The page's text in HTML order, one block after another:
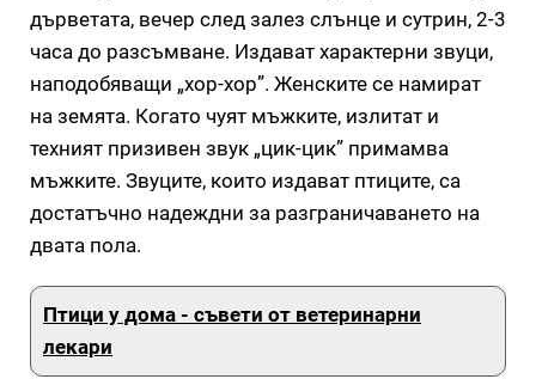
дърветата, вечер след залез слънце и сутрин, 2-3
часа до разсъмване. Издават характерни звуци,
наподобяващи „хор-хор”. Женските се намират
на земята. Когато чуят мъжките, излитат и
техният призивен звук „цик-цик” примамва
мъжките. Звуците, които издават птиците, са
достатъчно надеждни за разграничаването на
двата пола.
Птици у дома - съвети от ветеринарни
лекари